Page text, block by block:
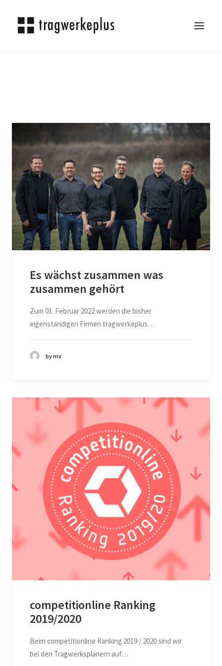
ÜBER UNS
KONTAKT
SEARCH
Es wächst zusammen was
zusammen gehört
Zum 01. Februar 2022 werden die bisher
eigenständigen Firmen tragwerkeplus…
by mv
competitionline Ranking
2019/2020
Beim competitionline Ranking 2019 / 2020 sind wir
bei den Tragwerksplanern auf…